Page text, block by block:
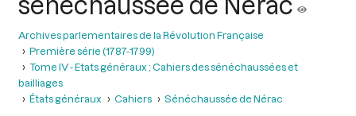
Archives parlementaires de la Révolution Française
Première série (1787-1799)
Tome IV - Etats généraux ; Cahiers des sénéchaussées et
bailliages
États généraux
Cahiers Sénéchaussée de Nérac